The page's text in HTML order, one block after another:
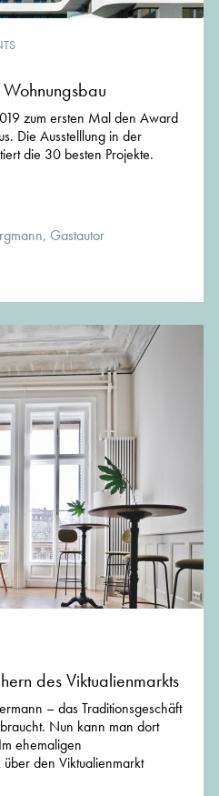
zum ersten Mal den Award
Die Ausstelllung in der
die 30 besten Projekte.
Gastautor
des Viktualienmarkts
– das Traditionsgeschäft
Nun kann man dort
ehemaligen
den Viktualienmarkt